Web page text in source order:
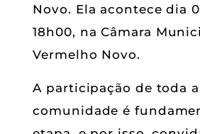
Novo. Ela acontece dia
18h00, na Câmara
Vermelho Novo.
A participação de toda a
comunidade é